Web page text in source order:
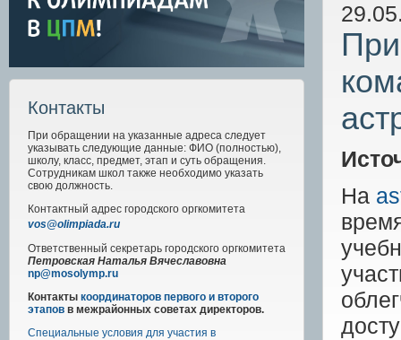
Контакты
При обращении на указанные адреса следует
указывать следующие данные: ФИО (полностью),
школу, класс, предмет, этап и суть обращения.
Сотрудникам школ также необходимо указать
свою должность.
Контактный адрес городского оргкомитета
vos@olimpiada.ru
Ответственный секретарь городского оргкомитета
Петровская Наталья Вячеславовна
np@mosolymp.ru
Контакты координаторов первого и второго
этапов в межрайонных советах директоров.
Специальные условия для участия в
На